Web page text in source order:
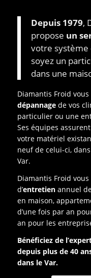
Depuis 1979,
propose un
votre système
soyez un
dans une
Diamantis Froid
dépannagede vos
particulier ou une
Ses équipes
votre matériel
neuf de celui-ci,
Var.
Diamantis Froid
d’entretienannuel
en maison,
d’une fois par an
an pour les
Bénéficiez de
depuis plus de 40
dans le Var.